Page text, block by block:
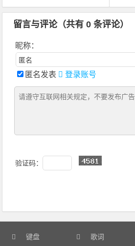
留言与评论（共有0 条评论）
昵称：
匿名发表 登录账号
验证码：
键盘 歌词